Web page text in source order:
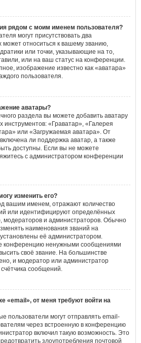
рядом с моим именем пользователя?
могут присутствовать два
относиться к вашему званию,
или точки, указывающие на то,
или на ваш статус на конференции.
изображение известно как «аватара»
пользователя.
аватары?
раздела вы можете добавить аватару
инструментов: «Граватар», «Галерея
или «Загружаемая аватара». От
ли поддержка аватар, а также
доступны. Если вы не можете
с администратором конференции
изменить его?
вашим именем, отражают количество
или идентифицируют определённых
модераторов и администраторов. Обычно
наименования званий на
её администратором.
конференцию ненужными сообщениями
своё звание. На большинстве
и модератор или администратор
сообщений.
«email», от меня требуют войти на
пользователи могут отправлять email-
через встроенную в конференцию
включил такую возможность. Это
злоупотребления почтовой